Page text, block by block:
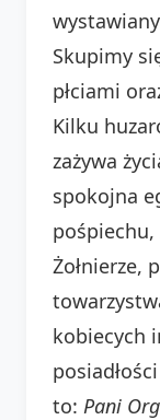
Skupimy
płciami
Kilku
zażywa
spokojna
pośpiechu,
Żołnierze,
kobiecych
to: Pani